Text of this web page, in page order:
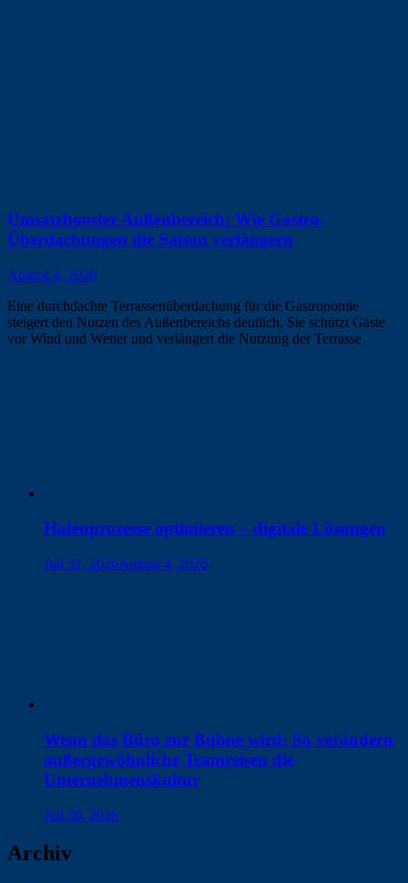
Umsatzbooster Außenbereich: Wie Gastro-
Überdachungen die Saison verlängern
August 4, 2026
Eine durchdachte Terrassenüberdachung für die Gastronomie
steigert den Nutzen des Außenbereichs deutlich. Sie schützt Gäste
vor Wind und Wetter und verlängert die Nutzung der Terrasse
Hafenprozesse optimieren – digitale Lösungen
Juli 31, 2026August 4, 2026
Wenn das Büro zur Bühne wird: So verändern
außergewöhnliche Teamreisen die
Unternehmenskultur
Juli 30, 2026
Archiv